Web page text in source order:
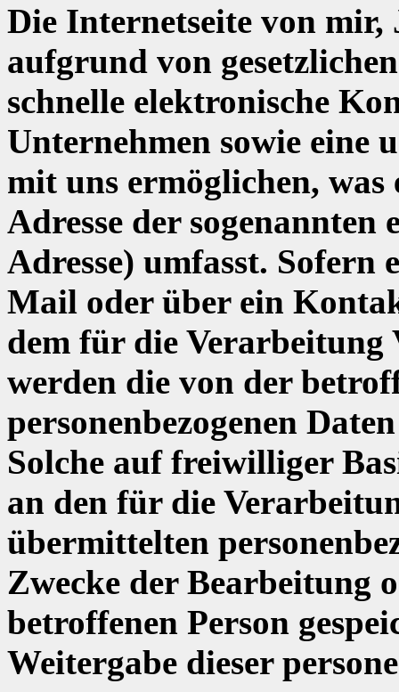
Die Internetseite von
aufgrund von
schnelle elektronische
Unternehmen sowie
mit uns ermöglichen, was
Adresse der
Adresse) umfasst. Sofern
Mail oder über ein
dem für die
werden die von der
personenbezogenen
Solche auf freiwilliger
an den für die
übermittelten
Zwecke der Bearbeitung
betroffenen Person
Weitergabe dieser